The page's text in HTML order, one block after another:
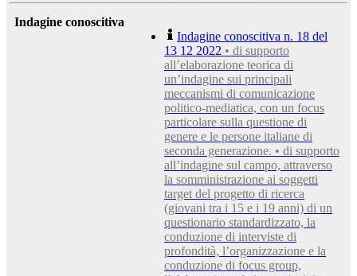
Indagine conoscitiva
Indagine conoscitiva n. 18 del
13 12 2022 • di supporto
all’elaborazione teorica di
un’indagine sui principali
meccanismi di comunicazione
politico-mediatica, con un focus
particolare sulla questione di
genere e le persone italiane di
seconda generazione. • di supporto
all’indagine sul campo, attraverso
la somministrazione ai soggetti
target del progetto di ricerca
(giovani tra i 15 e i 19 anni) di un
questionario standardizzato, la
conduzione di interviste di
profondità, l’organizzazione e la
conduzione di focus group,